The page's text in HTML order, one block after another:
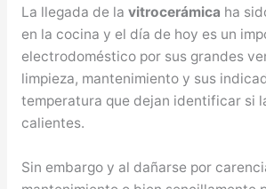
La llegada de la vitrocerámica ha
en la cocina y el día de hoy es un
electrodoméstico por sus grandes
limpieza, mantenimiento y sus
temperatura que dejan identificar si
calientes.
Sin embargo y al dañarse por